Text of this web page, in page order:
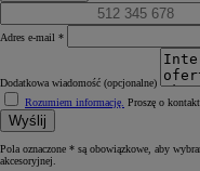
Adres e-mail *
Dodatkowa wiadomość (opcjonalne)
Rozumiem informację. Proszę o
Wyślij
Pola oznaczone * są obowiązkowe, aby
akcesoryjnej.